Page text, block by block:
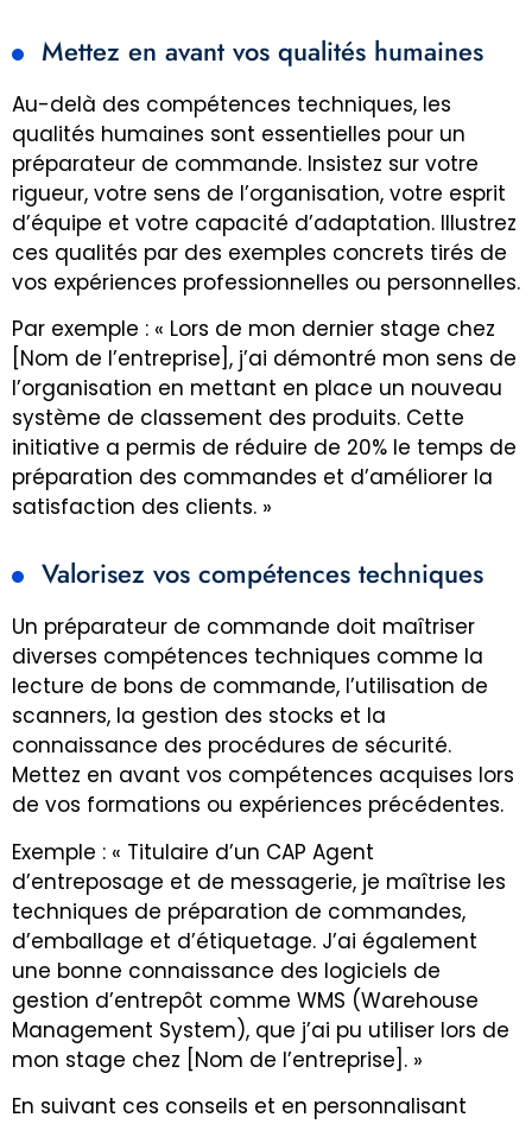
Mettez en avant vos qualités humaines
Au-delà des compétences techniques, les
qualités humaines sont essentielles pour un
préparateur de commande. Insistez sur votre
rigueur, votre sens de l’organisation, votre esprit
d’équipe et votre capacité d’adaptation. Illustrez
ces qualités par des exemples concrets tirés de
vos expériences professionnelles ou personnelles.
Par exemple : « Lors de mon dernier stage chez
[Nom de l’entreprise], j’ai démontré mon sens de
l’organisation en mettant en place un nouveau
système de classement des produits. Cette
initiative a permis de réduire de 20% le temps de
préparation des commandes et d’améliorer la
satisfaction des clients. »
Valorisez vos compétences techniques
Un préparateur de commande doit maîtriser
diverses compétences techniques comme la
lecture de bons de commande, l’utilisation de
scanners, la gestion des stocks et la
connaissance des procédures de sécurité.
Mettez en avant vos compétences acquises lors
de vos formations ou expériences précédentes.
Exemple : « Titulaire d’un CAP Agent
d’entreposage et de messagerie, je maîtrise les
techniques de préparation de commandes,
d’emballage et d’étiquetage. J’ai également
une bonne connaissance des logiciels de
gestion d’entrepôt comme WMS (Warehouse
Management System), que j’ai pu utiliser lors de
mon stage chez [Nom de l’entreprise]. »
En suivant ces conseils et en personnalisant